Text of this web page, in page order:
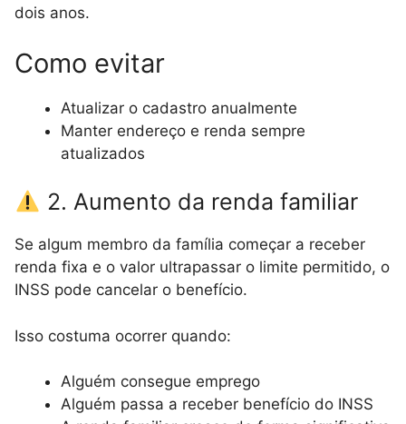
dois anos.
Como evitar
Atualizar o cadastro anualmente
Manter endereço e renda sempre
atualizados
2. Aumento da renda familiar
Se algum membro da família começar a receber
renda fixa e o valor ultrapassar o limite permitido, o
INSS pode cancelar o benefício.
Isso costuma ocorrer quando:
Alguém consegue emprego
Alguém passa a receber benefício do INSS